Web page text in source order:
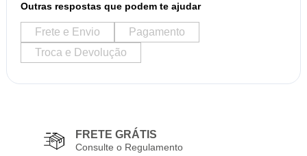
Outras respostas que podem te ajudar
Frete e Envio
Pagamento
Troca e Devolução
FRETE GRÁTIS
Consulte o Regulamento